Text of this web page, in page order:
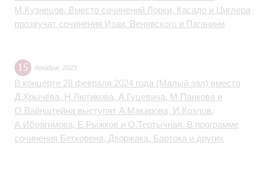
М.Кузнецов. Вместо сочинений Лорки, Касадо и Циглера
прозвучат сочинения Изаи, Венявского и Паганини
15 декабря 2023
В концерте 28 февраля 2024 года (Малый зал) вместо
Д.Хрычёва, Н.Лютикова, А.Гуцевича, М.Панкова и
О.Вайнштейна выступят А.Макарова, И.Козлов,
А.Ибрагимова, Е.Рыжков и О.Тертычная. В программе
сочинения Бетховена, Дворжака, Бартока и других